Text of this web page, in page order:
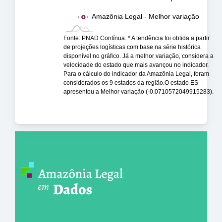
Amazônia Legal - Melhor variação
Fonte: PNAD Contínua. * A tendência foi obtida a partir
de projeções logísticas com base na série histórica
disponível no gráfico. Já a melhor variação, considera a
velocidade do estado que mais avançou no indicador.
Para o cálculo do indicador da Amazônia Legal, foram
considerados os 9 estados da região.O estado ES
apresentou a Melhor variação (-0.0710572049915283).